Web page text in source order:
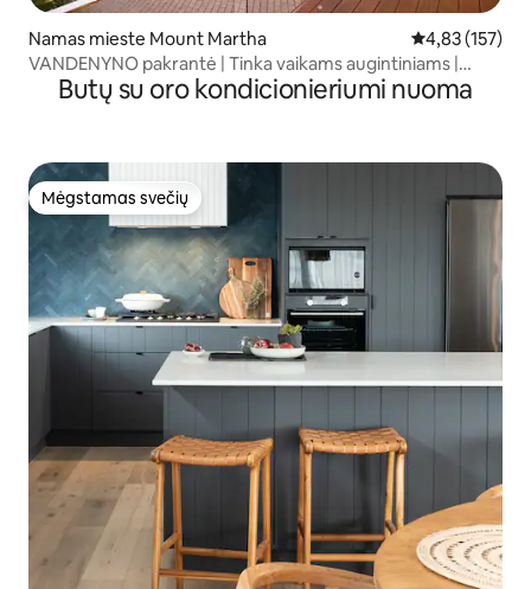
Namas mieste Mount Martha Vidutinis
4,83 (157)
VANDENYNO pakrantė | Tinka vaikams augintiniams |
Baseino SPA baro sporto salė
Butų su oro kondicionieriumi nuoma
Mėgstamas svečių
Mėgstamas svečių